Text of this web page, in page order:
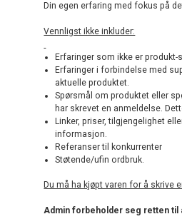
Din egen erfaring med fokus på
Vennligst ikke inkluder:
Erfaringer som ikke er produkt-
Erfaringer i forbindelse med
aktuelle produktet.
Spørsmål om produktet eller
har skrevet en anmeldelse.
Linker, priser, tilgjengelighet
informasjon.
Referanser til konkurrenter
Støtende/ufin ordbruk.
Du må ha kjøpt varen for å skrive
Admin forbeholder seg retten til